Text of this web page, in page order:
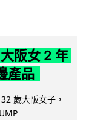
阪女 2 年
產品
歲大阪女子，